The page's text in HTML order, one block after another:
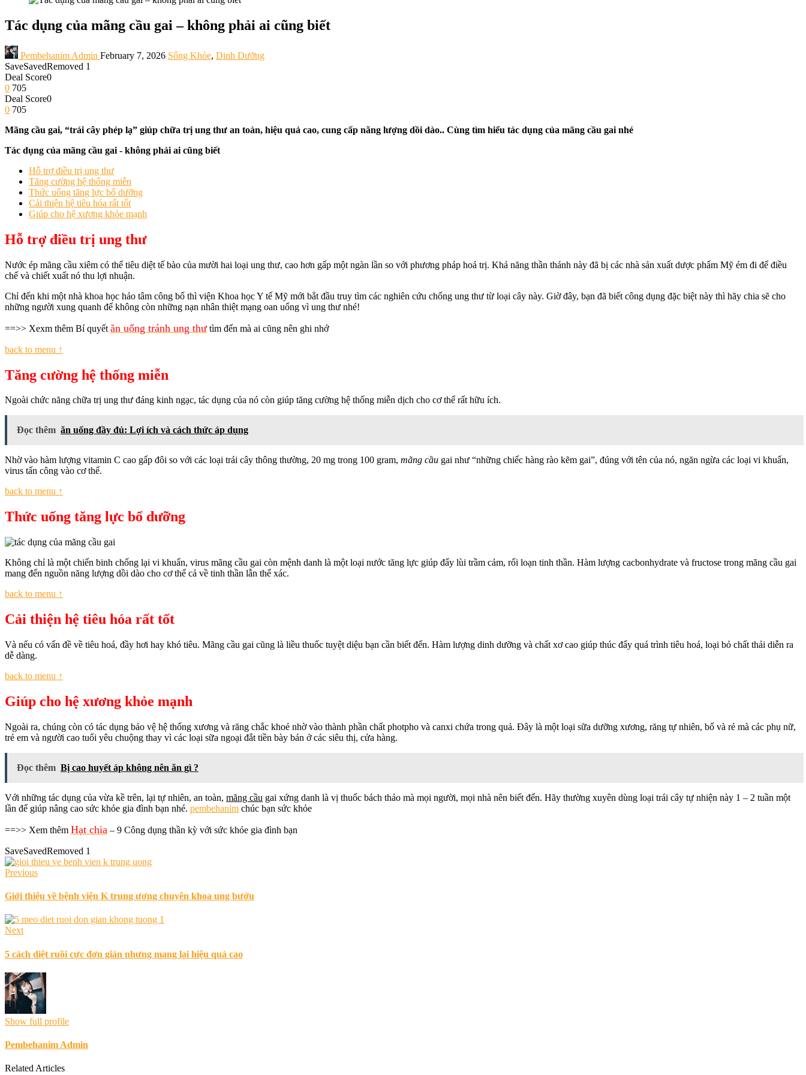
Tác dụng của mãng cầu gai – không phải ai cũng biết
Pembehanim Admin February 7, 2026 Sống Khỏe, Dinh Dưỡng
SaveSavedRemoved 1
Deal Score0
0 705
Deal Score0
0 705
Mãng cầu gai, “trái cây phép lạ” giúp chữa trị ung thư an toàn, hiệu quả cao, cung cấp năng lượng dồi dào.. Cùng tìm hiểu tác dụng của mãng cầu gai nhé
Tác dụng của mãng cầu gai - không phải ai cũng biết
Hỗ trợ điều trị ung thư
Tăng cường hệ thống miễn
Thức uống tăng lực bổ dưỡng
Cải thiện hệ tiêu hóa rất tốt
Giúp cho hệ xương khỏe mạnh
Hỗ trợ điều trị ung thư
Nước ép mãng cầu xiêm có thể tiêu diệt tế bào của mười hai loại ung thư, cao hơn gấp một ngàn lần so với phương pháp hoá trị. Khả năng thần thánh này đã bị các nhà sản xuất dược phẩm Mỹ ém đi để điều
chế và chiết xuất nó thu lợi nhuận.
Chỉ đến khi một nhà khoa học hảo tâm công bố thì viện Khoa học Y tế Mỹ mới bắt đầu truy tìm các nghiên cứu chống ung thư từ loại cây này. Giờ đây, bạn đã biết công dụng đặc biệt này thì hãy chia sẽ cho
những người xung quanh để không còn những nạn nhân thiệt mạng oan uổng vì ung thư nhé!
==>> Xexm thêm Bí quyết ăn uống tránh ung thưtìm đến mà ai cũng nên ghi nhớ
back to menu ↑
Tăng cường hệ thống miễn
Ngoài chức năng chữa trị ung thư đáng kinh ngạc, tác dụng của nó còn giúp tăng cường hệ thống miễn dịch cho cơ thể rất hữu ích.
Đọc thêm ăn uống đầy đủ: Lợi ích và cách thức áp dụng
Nhờ vào hàm lượng vitamin C cao gấp đôi so với các loại trái cây thông thường, 20 mg trong 100 gram, mãng cầu gai như “những chiếc hàng rào kẽm gai”, đúng với tên của nó, ngăn ngừa các loại vi khuẩn,
virus tấn công vào cơ thể.
back to menu ↑
Thức uống tăng lực bổ dưỡng
Không chỉ là một chiến binh chống lại vi khuẩn, virus mãng cầu gai còn mệnh danh là một loại nước tăng lực giúp đẩy lùi trầm cảm, rối loạn tinh thần. Hàm lượng cacbonhydrate và fructose trong mãng cầu gai
mang đến nguồn năng lượng dồi dào cho cơ thể cả về tinh thần lẫn thể xác.
back to menu ↑
Cải thiện hệ tiêu hóa rất tốt
Và nếu có vấn đề về tiêu hoá, đầy hơi hay khó tiêu. Mãng cầu gai cũng là liều thuốc tuyệt diệu bạn cần biết đến. Hàm lượng dinh dưỡng và chất xơ cao giúp thúc đẩy quá trình tiêu hoá, loại bỏ chất thải diễn ra
dễ dàng.
back to menu ↑
Giúp cho hệ xương khỏe mạnh
Ngoài ra, chúng còn có tác dụng bảo vệ hệ thống xương và răng chắc khoẻ nhờ vào thành phần chất photpho và canxi chứa trong quả. Đây là một loại sữa dưỡng xương, răng tự nhiên, bổ và rẻ mà các phụ nữ,
trẻ em và người cao tuổi yêu chuộng thay vì các loại sữa ngoại đắt tiền bày bán ở các siêu thị, cửa hàng.
Đọc thêm Bị cao huyết áp không nên ăn gì ?
Với những tác dụng của vừa kề trên, lại tự nhiên, an toàn, mãng cầu gai xứng danh là vị thuốc bách thảo mà mọi người, mọi nhà nên biết đến. Hãy thường xuyên dùng loại trái cây tự nhiện này 1 – 2 tuần một
lần để giúp nâng cao sức khỏe gia đình bạn nhé. pembehanim chúc bạn sức khỏe
==>> Xem thêm Hạt chia – 9 Công dụng thần kỳ với sức khỏe gia đình bạn
SaveSavedRemoved 1
Previous
Giới thiệu về bệnh viện K trung ương chuyên khoa ung bướu
Next
5 cách diệt ruồi cực đơn giản nhưng mang lại hiệu quả cao
Show full profile
Pembehanim Admin
Related Articles